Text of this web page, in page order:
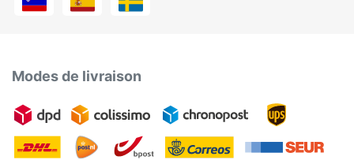
Modes de livraison